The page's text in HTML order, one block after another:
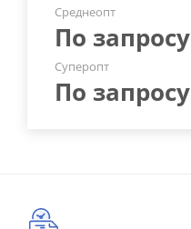
Среднеопт
По запросу
Суперопт
По запросу